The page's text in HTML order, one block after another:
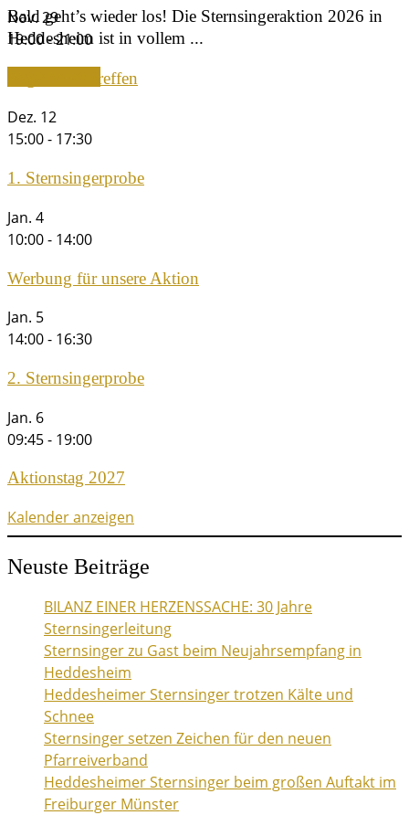
Bald geht’s wieder los! Die Sternsingeraktion 2026 in
Heddesheim ist in vollem ...
Nov.29
19:00-21:00
Begleitervortreffen
Dez. 12
15:00- 17:30
1. Sternsingerprobe
Jan. 4
10:00- 14:00
Werbung für unsere Aktion
Jan. 5
14:00- 16:30
2. Sternsingerprobe
Jan. 6
09:45- 19:00
Aktionstag 2027
Kalender anzeigen
Neuste Beiträge
BILANZ EINER HERZENSSACHE: 30 Jahre
Sternsingerleitung
Sternsinger zu Gast beim Neujahrsempfang in
Heddesheim
Heddesheimer Sternsinger trotzen Kälte und
Schnee
Sternsinger setzen Zeichen für den neuen
Pfarreiverband
Heddesheimer Sternsinger beim großen Auftakt im
Freiburger Münster